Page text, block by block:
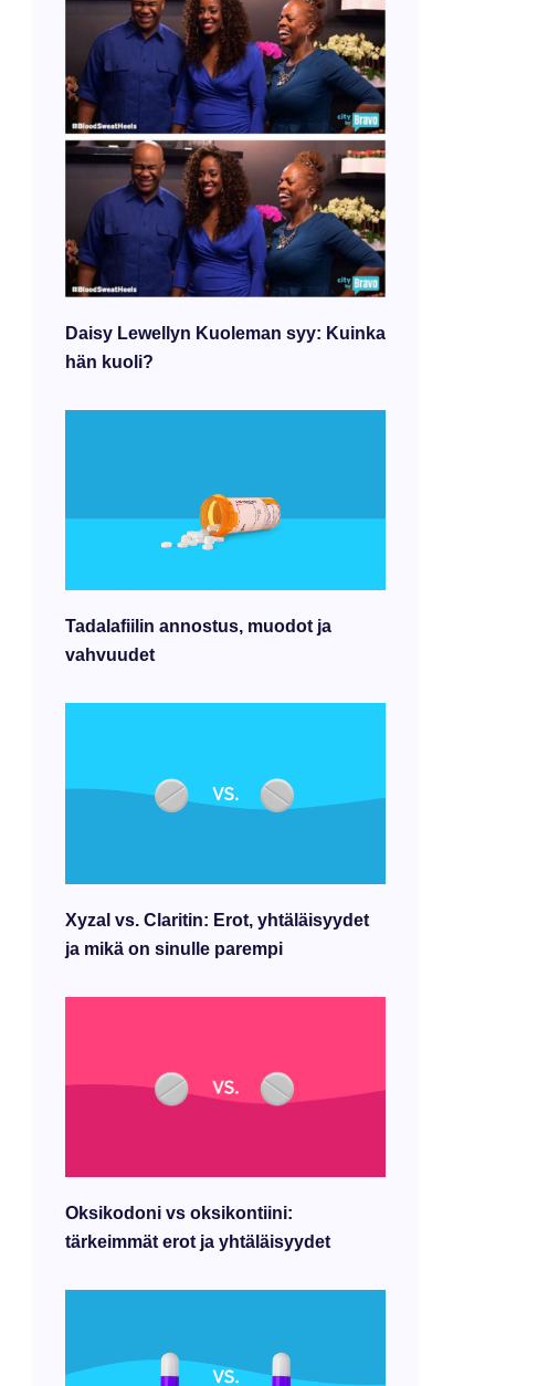
Daisy Lewellyn Kuoleman syy: Kuinka
hän kuoli?
Tadalafiilin annostus, muodot ja
vahvuudet
Xyzal vs. Claritin: Erot, yhtäläisyydet
ja mikä on sinulle parempi
Oksikodoni vs oksikontiini:
tärkeimmät erot ja yhtäläisyydet